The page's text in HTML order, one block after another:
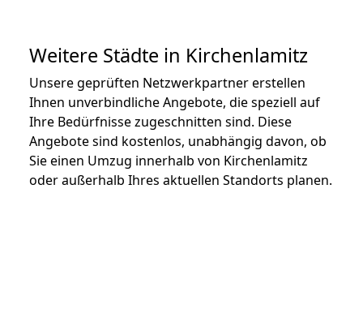
Weitere Städte in Kirchenlamitz
Unsere geprüften Netzwerkpartner erstellen
Ihnen unverbindliche Angebote, die speziell auf
Ihre Bedürfnisse zugeschnitten sind. Diese
Angebote sind kostenlos, unabhängig davon, ob
Sie einen Umzug innerhalb von Kirchenlamitz
oder außerhalb Ihres aktuellen Standorts planen.